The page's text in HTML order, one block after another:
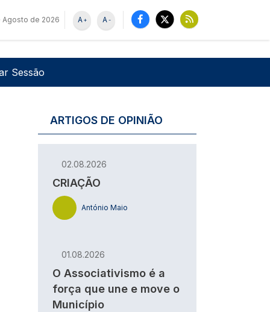
Agosto de 2026 -
A
+
A
de utilizador
Sessão
ARTIGOS DE OPINIÃO
02.08.2026
CRIAÇÃO
António Maio
01.08.2026
O Associativismo é a
força que une e move o
Município